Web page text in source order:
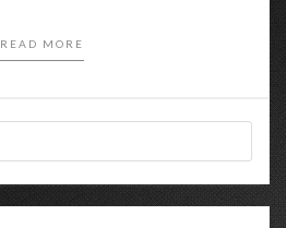
READ MORE